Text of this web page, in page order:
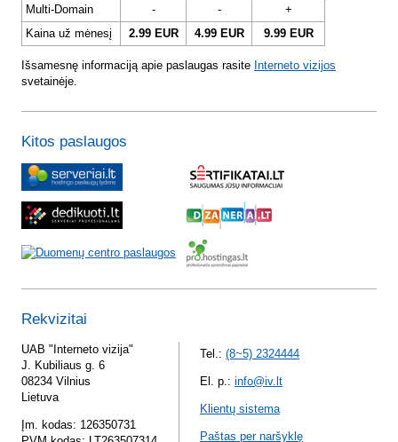
Multi-Domain
- -
+
Kaina už mėnesį
2.99 EUR 4.99 EUR 9.99 EUR
Išsamesnę informaciją apie paslaugas rasite Interneto vizijos
svetainėje.
Kitos paslaugos
Rekvizitai
UAB "Interneto vizija"
J. Kubiliaus g. 6
08234 Vilnius
Lietuva
Įm. kodas: 126350731
Tel.: (8~5) 2324444
El. p.: info@iv.lt
Klientų sistema
Paštas per naršyklę